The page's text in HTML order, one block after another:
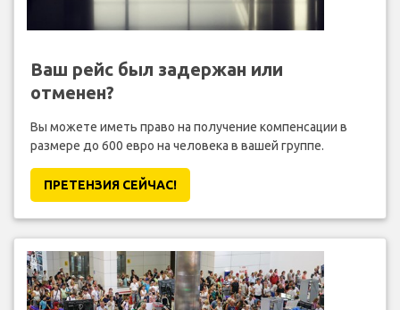
Ваш рейс был задержан или
отменен?
Вы можете иметь право на получение компенсации в
размере до 600 евро на человека в вашей группе.
ПРЕТЕНЗИЯ CЕЙЧАС!